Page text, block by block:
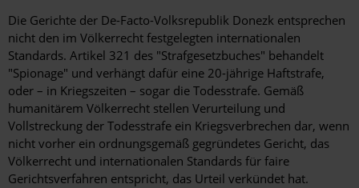
Die Gerichte der De-Facto-Volksrepublik Donezk entsprechen
nicht den im Völkerrecht festgelegten internationalen
Standards. Artikel 321 des "Strafgesetzbuches" behandelt
"Spionage" und verhängt dafür eine 20-jährige Haftstrafe,
oder – in Kriegszeiten – sogar die Todesstrafe. Gemäß
humanitärem Völkerrecht stellen Verurteilung und
Vollstreckung der Todesstrafe ein Kriegsverbrechen dar, wenn
nicht vorher ein ordnungsgemäß gegründetes Gericht, das
Völkerrecht und internationalen Standards für faire
Gerichtsverfahren entspricht, das Urteil verkündet hat.